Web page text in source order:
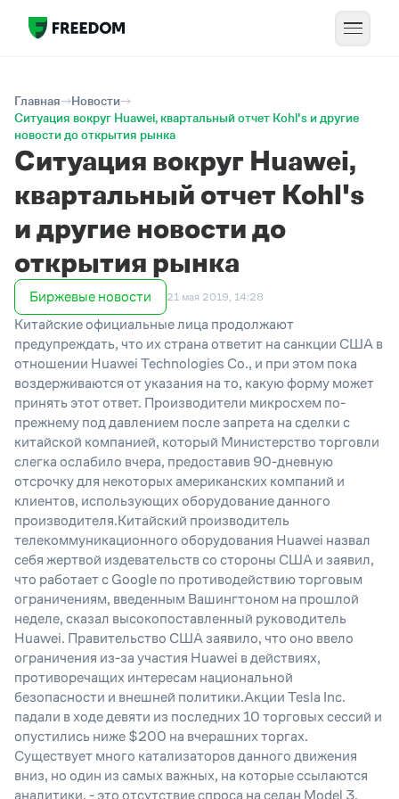
Главная
Новости
Ситуация вокруг Huawei, квартальный отчет Kohl's и другие
новости до открытия рынка
Ситуация вокруг Huawei,
квартальный отчет Kohl's
и другие новости до
открытия рынка
Биржевые новости 21 мая 2019, 14:28
Китайские официальные лица продолжают
предупреждать, что их страна ответит на санкции США в
отношении Huawei Technologies Co., и при этом пока
воздерживаются от указания на то, какую форму может
принять этот ответ. Производители микросхем по-
прежнему под давлением после запрета на сделки с
китайской компанией, который Министерство торговли
слегка ослабило вчера, предоставив 90-дневную
отсрочку для некоторых американских компаний и
клиентов, использующих оборудование данного
производителя.Китайский производитель
телекоммуникационного оборудования Huawei назвал
себя жертвой издевательств со стороны США и заявил,
что работает с Google по противодействию торговым
ограничениям, введенным Вашингтоном на прошлой
неделе, сказал высокопоставленный руководитель
Huawei. Правительство США заявило, что оно ввело
ограничения из-за участия Huawei в действиях,
противоречащих интересам национальной
безопасности и внешней политики.Акции Tesla Inc.
падали в ходе девяти из последних 10 торговых сессий и
опустились ниже $200 на вчерашних торгах.
Существует много катализаторов данного движения
вниз, но один из самых важных, на которые ссылаются
аналитики, - это отсутствие спроса на седан Model 3.